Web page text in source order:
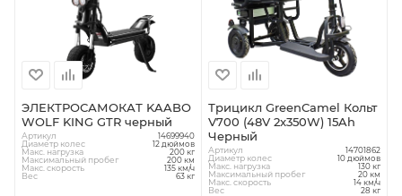
ЭЛЕКТРОСАМОКАТ KAABO
WOLF KING GTR черный
Артикул 14699940
Диаметр колес 12 дюймов
Макс. нагрузка 200 кг
Максимальный пробег 200 км
Макс. скорость 135 км/ч
Вес 63 кг
Трицикл GreenCamel Кольт
V700 (48V 2x350W) 15Ah
Черный
Артикул 14701862
Диаметр колес 10 дюймов
Макс. нагрузка 130 кг
Максимальный пробег 20 км
Макс. скорость 14 км/ч
Вес 28 кг